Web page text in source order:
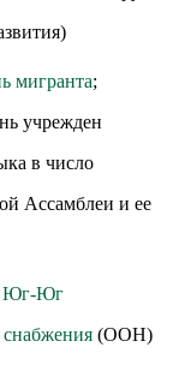
мигранта;
учрежден
в число
Ассамблеи и ее
Юг-Юг
(ООН)